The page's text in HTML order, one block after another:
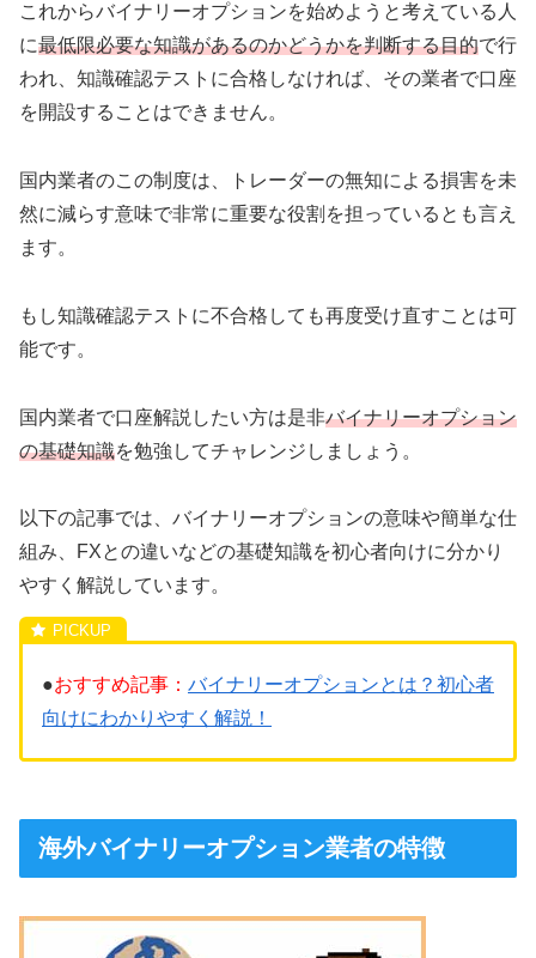
これからバイナリーオプションを始めようと考えている人
に最低限必要な知識があるのかどうかを判断する目的で行
われ、知識確認テストに合格しなければ、その業者で口座
を開設することはできません。
国内業者のこの制度は、トレーダーの無知による損害を未
然に減らす意味で非常に重要な役割を担っているとも言え
ます。
もし知識確認テストに不合格しても再度受け直すことは可
能です。
国内業者で口座解説したい方は是非バイナリーオプション
の基礎知識を勉強してチャレンジしましょう。
以下の記事では、バイナリーオプションの意味や簡単な仕
組み、FXとの違いなどの基礎知識を初心者向けに分かり
やすく解説しています。
●おすすめ記事： バイナリーオプションとは？初心者
向けにわかりやすく解説！
海外バイナリーオプション業者の特徴